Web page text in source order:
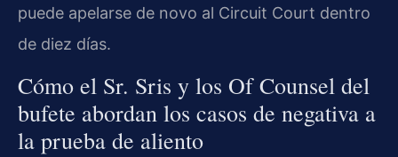
puede apelarse de novo al Circuit Court dentro
de diez días.
Cómo el Sr. Sris y los Of Counsel del
bufete abordan los casos de negativa a
la prueba de aliento